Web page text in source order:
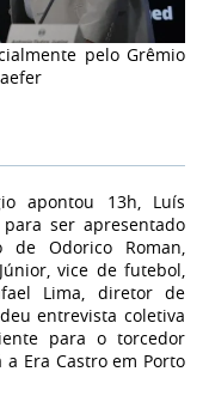
pelo Grêmio
apontou 13h, Luís
ser apresentado
Odorico Roman,
vice de futebol,
Lima, diretor de
entrevista coletiva
para o torcedor
Era Castro em Porto